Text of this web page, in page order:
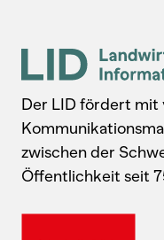
Der LID fördert mit
zwischen der
Öffentlichkeit seit